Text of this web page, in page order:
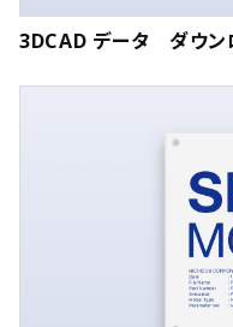
3DCAD データ ダウン